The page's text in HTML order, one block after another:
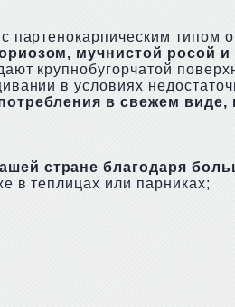
партенокарпическим
мучнистой росой
крупнобугорчатой
в условиях
в свежем
стране благодаря
в теплицах или парниках;